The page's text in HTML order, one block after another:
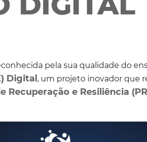
pela sua qualidade do
Digital , um projeto inovador que
Recuperação e Resiliência